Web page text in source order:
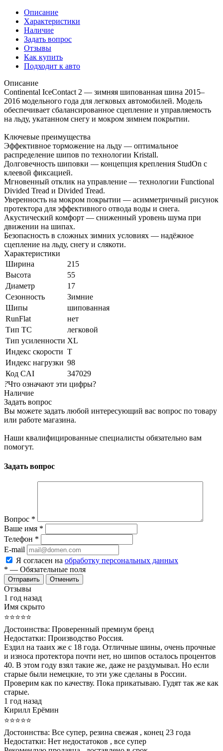
Описание
Характеристики
Наличие
Задать вопрос
Отзывы
Как купить
Подходит к авто
Описание
Continental IceContact 2 — зимняя шипованная шина 2015–
2016 модельного года для легковых автомобилей. Модель
обеспечивает сбалансированное сцепление и управляемость
на льду, укатанном снегу и мокром зимнем покрытии.
Ключевые преимущества
Эффективное торможение на льду — оптимальное
распределение шипов по технологии Kristall.
Долговечность шиповки — концепция крепления StudOn с
клеевой фиксацией.
Мгновенный отклик на управление — технологии Functional
Divided Tread и Divided Tread.
Уверенность на мокром покрытии — асимметричный рисунок
протектора для эффективного отвода воды и снега.
Акустический комфорт — сниженный уровень шума при
движении на шипах.
Безопасность в сложных зимних условиях — надёжное
сцепление на льду, снегу и слякоти.
Характеристики
Ширина
215
Высота
55
Диаметр
17
Сезонность
Зимние
Шипы
шипованная
RunFlat
нет
Тип ТС
легковой
Тип усиленности XL
Индекс скорости T
Индекс нагрузки 98
Код CAI
347029
?Что означают эти цифры?
Наличие
Задать вопрос
Вы можете задать любой интересующий вас вопрос по товару
или работе магазина.
Наши квалифицированные специалисты обязательно вам
помогут.
Задать вопрос
Вопрос *
Ваше имя *
Телефон *
E-mail
Я согласен на обработку персональных данных
* — Обязательные поля
Отменить
Отзывы
1 год назад
Имя скрыто
⭐⭐⭐⭐⭐
Достоинства: Проверенный премиум бренд
Недостатки: Производство Россия.
Ездил на тааих же с 18 года. Отличные шины, очень прочные
и износа протектора почти нет, но шипов осталось процентов
40. В этом году взял такие же, даже не раздумывал. Но если
старые были немецкие, то эти уже сделаны в России.
Проверим как по качеству. Пока прикатываю. Гудят так же как
старые.
1 год назад
Кирилл Ерёмин
⭐⭐⭐⭐⭐
Достоинства: Все супер, резина свежая , конец 23 года
Недостатки: Нет недостатоков , все супер